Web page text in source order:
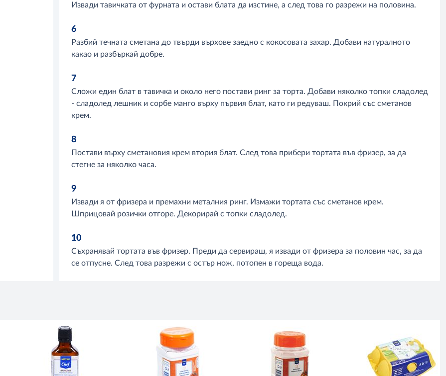
Извади тавичката от фурната и остави блата да изстине, а след това го разрежи на половина.
6
Разбий течната сметана до твърди върхове заедно с кокосовата захар. Добави натуралното
какао и разбъркай добре.
7
Сложи един блат в тавичка и около него постави ринг за торта. Добави няколко топки сладолед
- сладолед лешник и сорбе манго върху първия блат, като ги редуваш. Покрий със сметанов
крем.
8
Постави върху сметановия крем втория блат. След това прибери тортата във фризер, за да
стегне за няколко часа.
9
Извади я от фризера и премахни металния ринг. Измажи тортата със сметанов крем.
Шприцовай розички отгоре. Декорирай с топки сладолед.
10
Съхранявай тортата във фризер. Преди да сервираш, я извади от фризера за половин час, за да
се отпусне. След това разрежи с остър нож, потопен в гореща вода.